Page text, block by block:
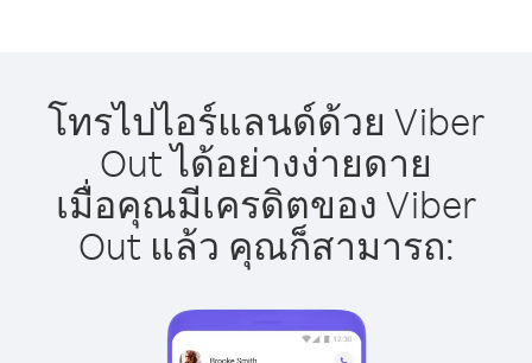
โทรไปไอร์แลนด์ด้วย Viber
Out ได้อย่างง่ายดาย
เมื่อคุณมีเครดิตของ Viber
Out แล้ว คุณก็สามารถ: